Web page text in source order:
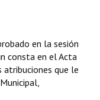
en la sesión
consta en el Acta
atribuciones que le